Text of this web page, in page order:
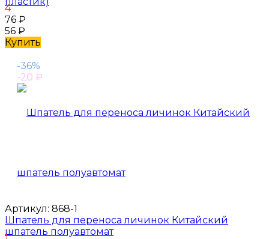
4
76 ₽
56 ₽
Купить
-36%
-20 ₽
Артикул: 868-1
Шпатель для переноса личинок Китайский
шпатель полуавтомат